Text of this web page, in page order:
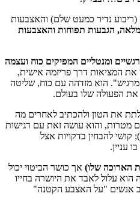
נדיר כמעט שלם) והאצבעות
הגבעות תפוחות והאצבעות
ומנטליים המפיקים כוח ועצמה
את המציאות דרך פריזמה אישית,
הוא מזדהה עם כוח, שליטה
הפעולה שלו בעולם.
את הטון ולהכתיב לאחרים מה
מטרות, והוא עושה זאת עם רגישות
קושי להבחין בדקויות אצל
עניין.
הארוכה שלו) אך כושר הביטוי יכול
הוא עלול לאבד את היושרה בחייו
אנשים "על האצבע הקטנה"